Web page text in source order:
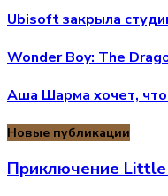
Ubisoft закрыла
Wonder Boy: The
Аша Шарма хочет,
Новые публикации
Приключение Little